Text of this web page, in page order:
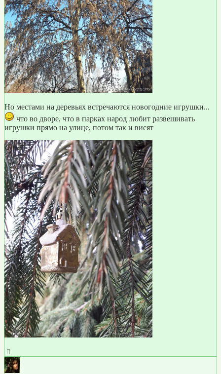
Но местами на деревьях встречаются новогодние игрушки...
что во дворе, что в парках народ любит развешивать
игрушки прямо на улице, потом так и висят
к
началу